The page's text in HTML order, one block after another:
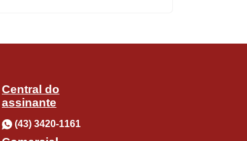
partidos, 4 minutos de TV e
Central do
assinante
(43) 3420-1161